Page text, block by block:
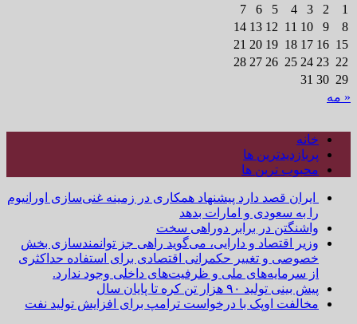
1
2
3
4
5
6
7
8
9
10
11
12
13
14
15
16
17
18
19
20
21
22
23
24
25
26
27
28
29
30
31
« مه
خانه
پربازدیدترین ها
محبوب ترین ها
ایران قصد دارد پیشنهاد همکاری در زمینه غنی‌سازی اورانیوم
را به سعودی و امارات بدهد
واشنگتن در برابر دوراهی سخت
وزیر اقتصاد و دارایی، می‌گوید راهی جز توانمندسازی بخش
خصوصی و تغییر حکمرانی اقتصادی برای استفاده حداکثری
از سرمایه‌های ملی و ظرفیت‌های داخلی وجود ندارد.
پیش بینی تولید ۹۰ هزار تن کره تا پایان سال
مخالفت اوپک با درخواست ترامپ برای افزایش تولید نفت